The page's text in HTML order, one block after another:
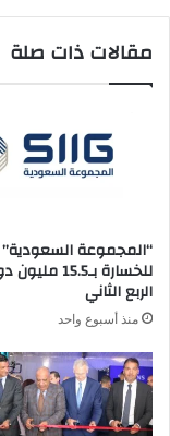
مقالات ذات صلة
“المجموعة
للخسارة بـ15.5
الربع الثاني
منذ أسبوع واحد